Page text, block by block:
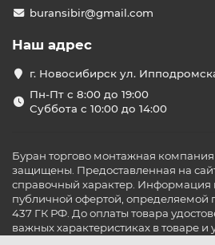
buransibir@gmail.com
Наш адрес
г. Новосибирск ул.
Пн-Пт с 8:00 до 19:00
Суббота с 10:00 до 14:00
Буран торгово монтажная
защищены. Предоставленная на
справочный характер. Информация
публичной офертой, определяемой
437 ГК РФ. До оплаты товара
важных характеристиках в товаре и